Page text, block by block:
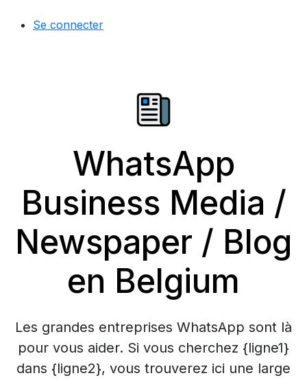
Se connecter
WhatsApp
Business Media /
Newspaper / Blog
en Belgium
Les grandes entreprises WhatsApp sont là
pour vous aider. Si vous cherchez {ligne1}
dans {ligne2}, vous trouverez ici une large